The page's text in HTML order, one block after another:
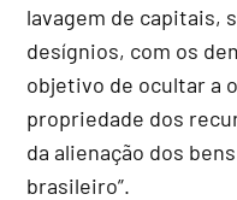
lavagem de capitais,
desígnios, com os
objetivo de ocultar a
propriedade dos
da alienação dos
brasileiro”.